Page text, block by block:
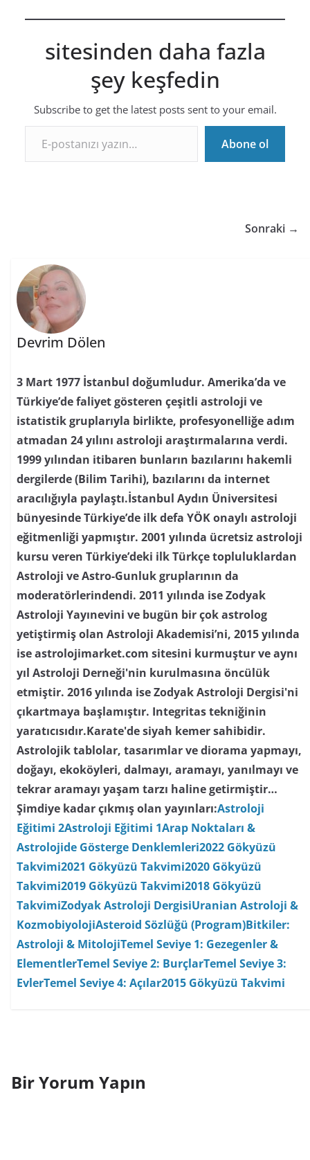
sitesinden daha fazla
şey keşfedin
Subscribe to get the latest posts sent to your email.
E-postanızı yazın…
Abone ol
Sonraki →
Devrim Dölen
3 Mart 1977 İstanbul doğumludur. Amerika’da ve
Türkiye’de faliyet gösteren çeşitli astroloji ve
istatistik gruplarıyla birlikte, profesyonelliğe adım
atmadan 24 yılını astroloji araştırmalarına verdi.
1999 yılından itibaren bunların bazılarını hakemli
dergilerde (Bilim Tarihi), bazılarını da internet
aracılığıyla paylaştı.İstanbul Aydın Üniversitesi
bünyesinde Türkiye’de ilk defa YÖK onaylı astroloji
eğitmenliği yapmıştır. 2001 yılında ücretsiz astroloji
kursu veren Türkiye’deki ilk Türkçe topluluklardan
Astroloji ve Astro-Gunluk gruplarının da
moderatörlerindendi. 2011 yılında ise Zodyak
Astroloji Yayınevini ve bugün bir çok astrolog
yetiştirmiş olan Astroloji Akademisi’ni, 2015 yılında
ise astrolojimarket.com sitesini kurmuştur ve aynı
yıl Astroloji Derneği'nin kurulmasına öncülük
etmiştir. 2016 yılında ise Zodyak Astroloji Dergisi'ni
çıkartmaya başlamıştır. Integritas tekniğinin
yaratıcısıdır.Karate'de siyah kemer sahibidir.
Astrolojik tablolar, tasarımlar ve diorama yapmayı,
doğayı, ekoköyleri, dalmayı, aramayı, yanılmayı ve
tekrar aramayı yaşam tarzı haline getirmiştir…
Şimdiye kadar çıkmış olan yayınları:Astroloji
Eğitimi 2Astroloji Eğitimi 1Arap Noktaları &
Astrolojide Gösterge Denklemleri2022 Gökyüzü
Takvimi2021 Gökyüzü Takvimi2020 Gökyüzü
Takvimi2019 Gökyüzü Takvimi2018 Gökyüzü
TakvimiZodyak Astroloji DergisiUranian Astroloji &
KozmobiyolojiAsteroid Sözlüğü (Program)Bitkiler:
Astroloji & MitolojiTemel Seviye 1: Gezegenler &
ElementlerTemel Seviye 2: BurçlarTemel Seviye 3:
EvlerTemel Seviye 4: Açılar2015 Gökyüzü Takvimi
Bir Yorum Yapın